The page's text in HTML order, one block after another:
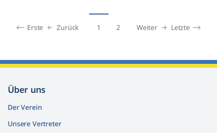
Erste Zurück 1 2 Weiter Letzte
Über uns
Der Verein
Unsere Vertreter